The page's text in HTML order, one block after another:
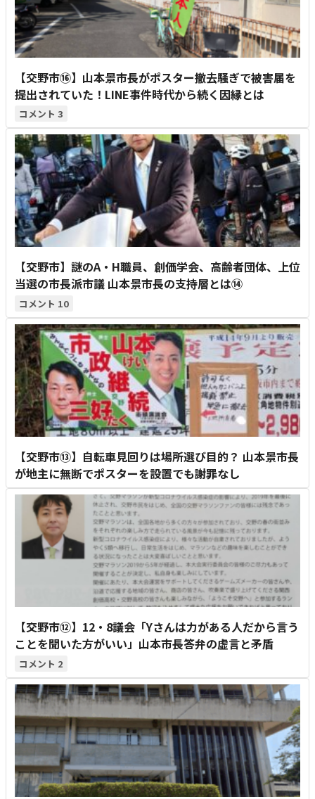
【交野市⑯】山本景市長がポスター撤去騒ぎで被害届を
提出されていた！LINE事件時代から続く因縁とは
3
【交野市】謎のA・H職員、創価学会、高齢者団体、上位
当選の市長派市議 山本景市長の支持層とは⑭
10
【交野市⑬】自転車見回りは場所選び目的？ 山本景市長
が地主に無断でポスターを設置でも謝罪なし
【交野市⑫】12・8議会「Yさんは力がある人だから言う
ことを聞いた方がいい」山本市長答弁の虚言と矛盾
2